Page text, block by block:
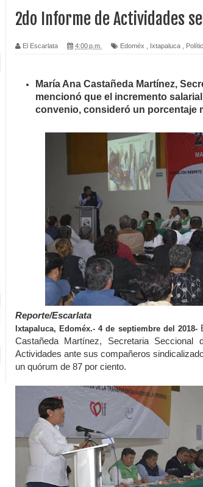
2do Informe de Actividades
El Escarlata 4:00 p.m. Edoméx Ixtapaluca
María Ana Castañeda Martínez,
mencionó que el incremento
convenio, consideró un porcentaje
Reporte/Escarlata
Ixtapaluca, Edoméx.- 4 de septiembre del 2018-
Castañeda Martínez, Secretaria
Actividades ante sus compañeros
un quórum de 87 por ciento.